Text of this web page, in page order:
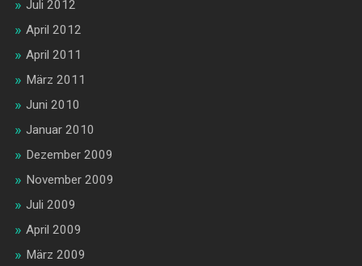
Juli 2012
April 2012
April 2011
März 2011
Juni 2010
Januar 2010
Dezember 2009
November 2009
Juli 2009
April 2009
März 2009